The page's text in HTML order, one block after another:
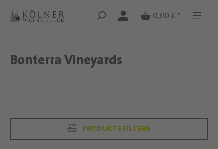
Zum Hauptinhalt springen
Zum Hauptinhalt springen
0,00 € *
Text überspringen
Bonterra Vineyards
Text überspringen
PRODUKTE FILTERN